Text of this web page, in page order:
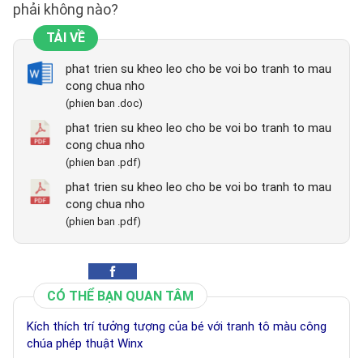
phải không nào?
TẢI VỀ
phat trien su kheo leo cho be voi bo tranh to mau
cong chua nho
(phien ban .doc)
phat trien su kheo leo cho be voi bo tranh to mau
cong chua nho
(phien ban .pdf)
phat trien su kheo leo cho be voi bo tranh to mau
cong chua nho
(phien ban .pdf)
CÓ THỂ BẠN QUAN TÂM
Kích thích trí tưởng tượng của bé với tranh tô màu công
chúa phép thuật Winx